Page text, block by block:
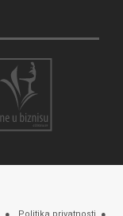
Politika privatnosti